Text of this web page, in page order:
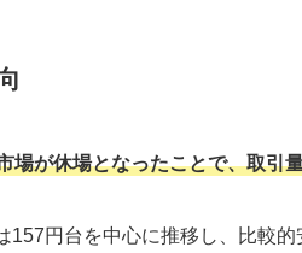
場が休場となったことで、取引
円台を中心に推移し、比較的